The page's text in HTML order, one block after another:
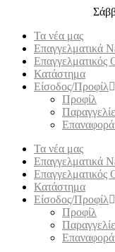
Τα νέα μας
Επαγγελματικά
Επαγγελματικός
Κατάστημα
Είσοδος/Προφίλ
Προφίλ
Τα νέα μας
Επαγγελματικά
Επαγγελματικός
Κατάστημα
Είσοδος/Προφίλ
Προφίλ